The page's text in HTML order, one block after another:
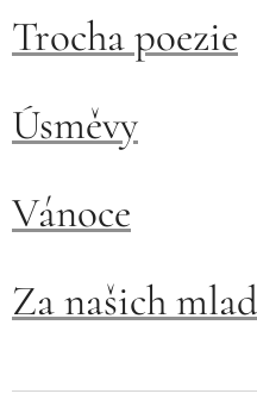
Trocha poezie
Úsměvy
Vánoce
Za našich